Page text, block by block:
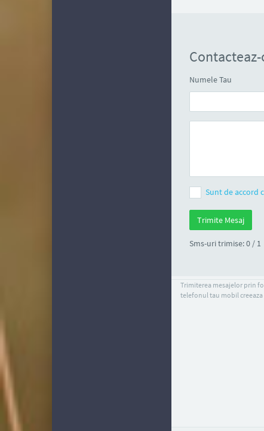
Numele Tau
Sunt de accord
Sms-uri trimise: 0 / 1
Trimiterea mesajelor prin
telefonul tau mobil